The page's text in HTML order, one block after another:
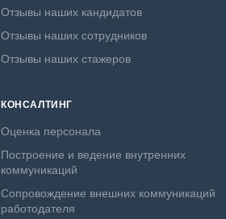
Отзывы наших кандидатов
Отзывы наших сотрудников
Отзывы наших стажеров
КОНСАЛТИНГ
Оценка персонала
Построение и ведение внутренних
коммуникаций
Сопровождение внешних коммуникаций
работодателя